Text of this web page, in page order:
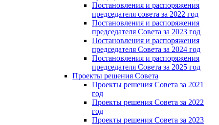
Постановления и распоряжения
председателя совета за 2022 год
Постановления и распоряжения
председателя Cовета за 2023 год
Постановления и распоряжения
председателя Cовета за 2024 год
Постановления и распоряжения
председателя Cовета за 2025 год
Проекты решения Cовета
Проекты решения Совета за 2021
год
Проекты решения Совета за 2022
год
Проекты решения Cовета за 2023